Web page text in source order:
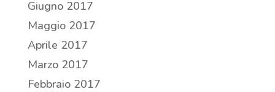
Giugno 2017
Maggio 2017
Aprile 2017
Marzo 2017
Febbraio 2017